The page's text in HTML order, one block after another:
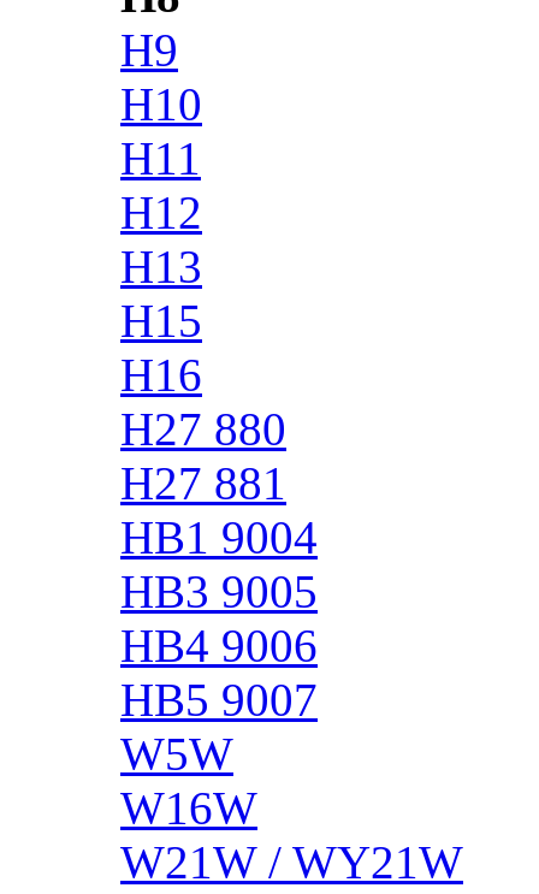
H9
H10
H11
H12
H13
H15
H16
H27 880
H27 881
HB1 9004
HB3 9005
HB4 9006
HB5 9007
W5W
W16W
W21W / WY21W